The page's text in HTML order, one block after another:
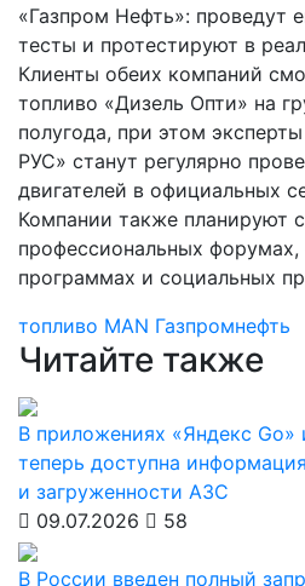
«Газпром Нефть»: проведут
тесты и протестируют в
Клиенты обеих компаний
топливо «Дизель Опти» на
полугода, при этом
РУС» станут регулярно
двигателей в официальных
Компании также планируют
профессиональных
программах и социальных
топливо MAN Газпромнефть
Читайте также
В приложениях «Яндекс Go»
теперь доступна
и загруженности АЗС
09.07.2026
58
В России введен полный